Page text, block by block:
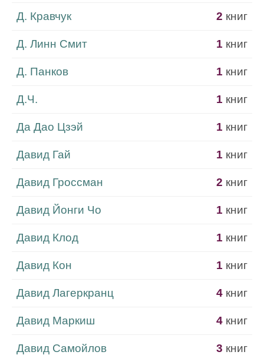
Д. Кравчук 2 книг
Д. Линн Смит 1 книг
Д. Панков 1 книг
Д.Ч. 1 книг
Да Дао Цзэй 1 книг
Давид Гай 1 книг
Давид Гроссман 2 книг
Давид Йонги Чо 1 книг
Давид Клод 1 книг
Давид Кон 1 книг
Давид Лагеркранц 4 книг
Давид Маркиш 4 книг
Давид Самойлов 3 книг